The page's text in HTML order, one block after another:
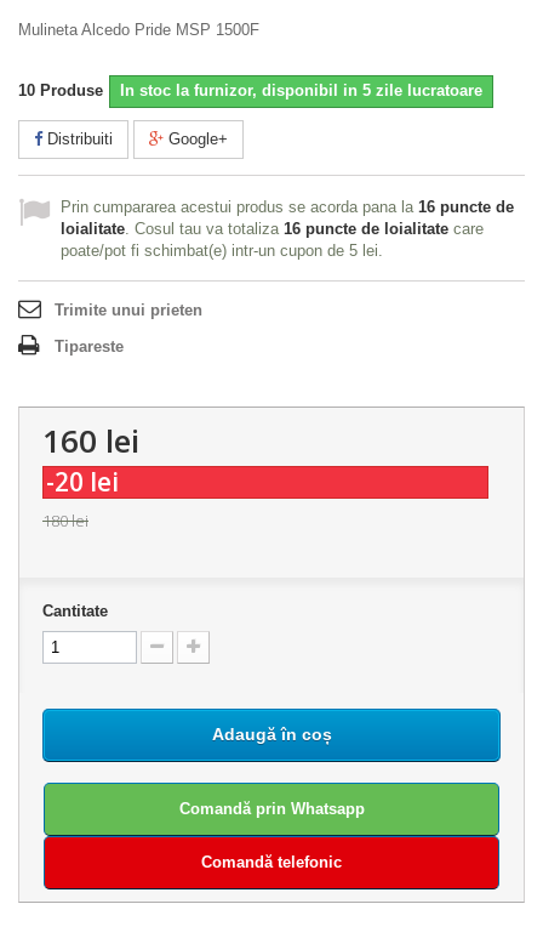
Mulineta Alcedo Pride MSP 1500F
10 Produse In stoc la furnizor, disponibil in 5 zile lucratoare
Distribuiti Google+
Prin cumpararea acestui produs se acorda pana la 16 puncte de
loialitate . Cosul tau va totaliza 16 puncte de loialitate care
poate/pot fi schimbat(e) intr-un cupon de 5 lei
Trimite unui prieten
Tipareste
160 lei
-20 lei
180 lei
Cantitate
Adaugă în coș
Comandă prin Whatsapp
Comandă telefonic